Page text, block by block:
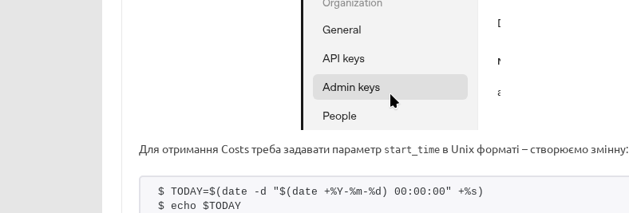
Для отримання Costs треба задавати параметр start_timeв Unix форматі – створюємо змінну:
$ TODAY=$(date -d "$(date +%Y-%m-%d) 00:00:00" +%s)
$ echo $TODAY